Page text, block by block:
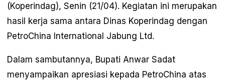
(Koperindag), Senin (21/04). Kegiatan ini merupakan
hasil kerja sama antara Dinas Koperindag dengan
PetroChina International Jabung Ltd.
Dalam sambutannya, Bupati Anwar Sadat
menyampaikan apresiasi kepada PetroChina atas